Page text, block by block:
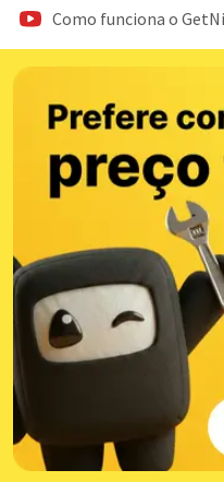
Como funciona o